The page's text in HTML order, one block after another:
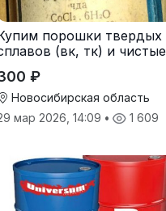
порошки твердых
(вк, тк) и чистые
₽
Новосибирская область
мар 2026, 14:09 • 1 609